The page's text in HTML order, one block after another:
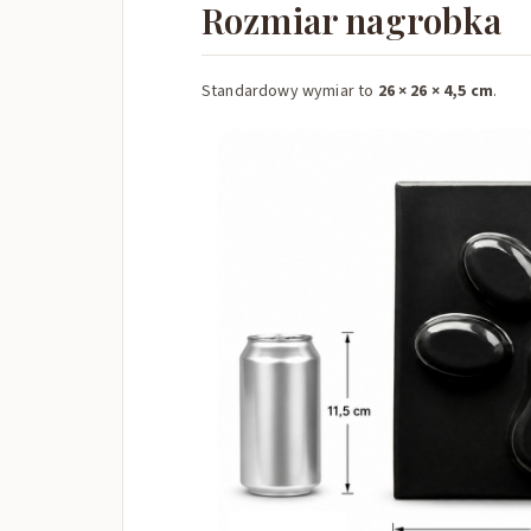
Rozmiar nagrobka
Standardowy wymiar to 26 × 26 × 4,5 cm.